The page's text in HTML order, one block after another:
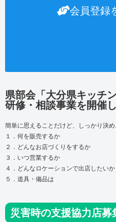
会員登録
県部会「大分県キッチ
研修・相談事業を開催
簡単に思えることだけど、しっかり決め
１．何を販売するか
２．どんなお店づくりをするか
３．いつ営業するか
４．どんなロケーションで出店したいか
５．道具・備品は
災害時の支援協力店募